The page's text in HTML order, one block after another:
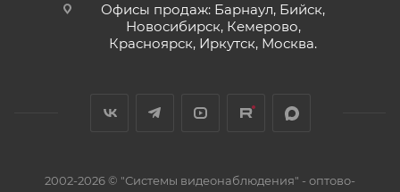
Офисы продаж: Барнаул, Бийск,
Новосибирск, Кемерово,
Красноярск, Иркутск, Москва.
2002-2026 © "Системы видеонаблюдения" - оптово-